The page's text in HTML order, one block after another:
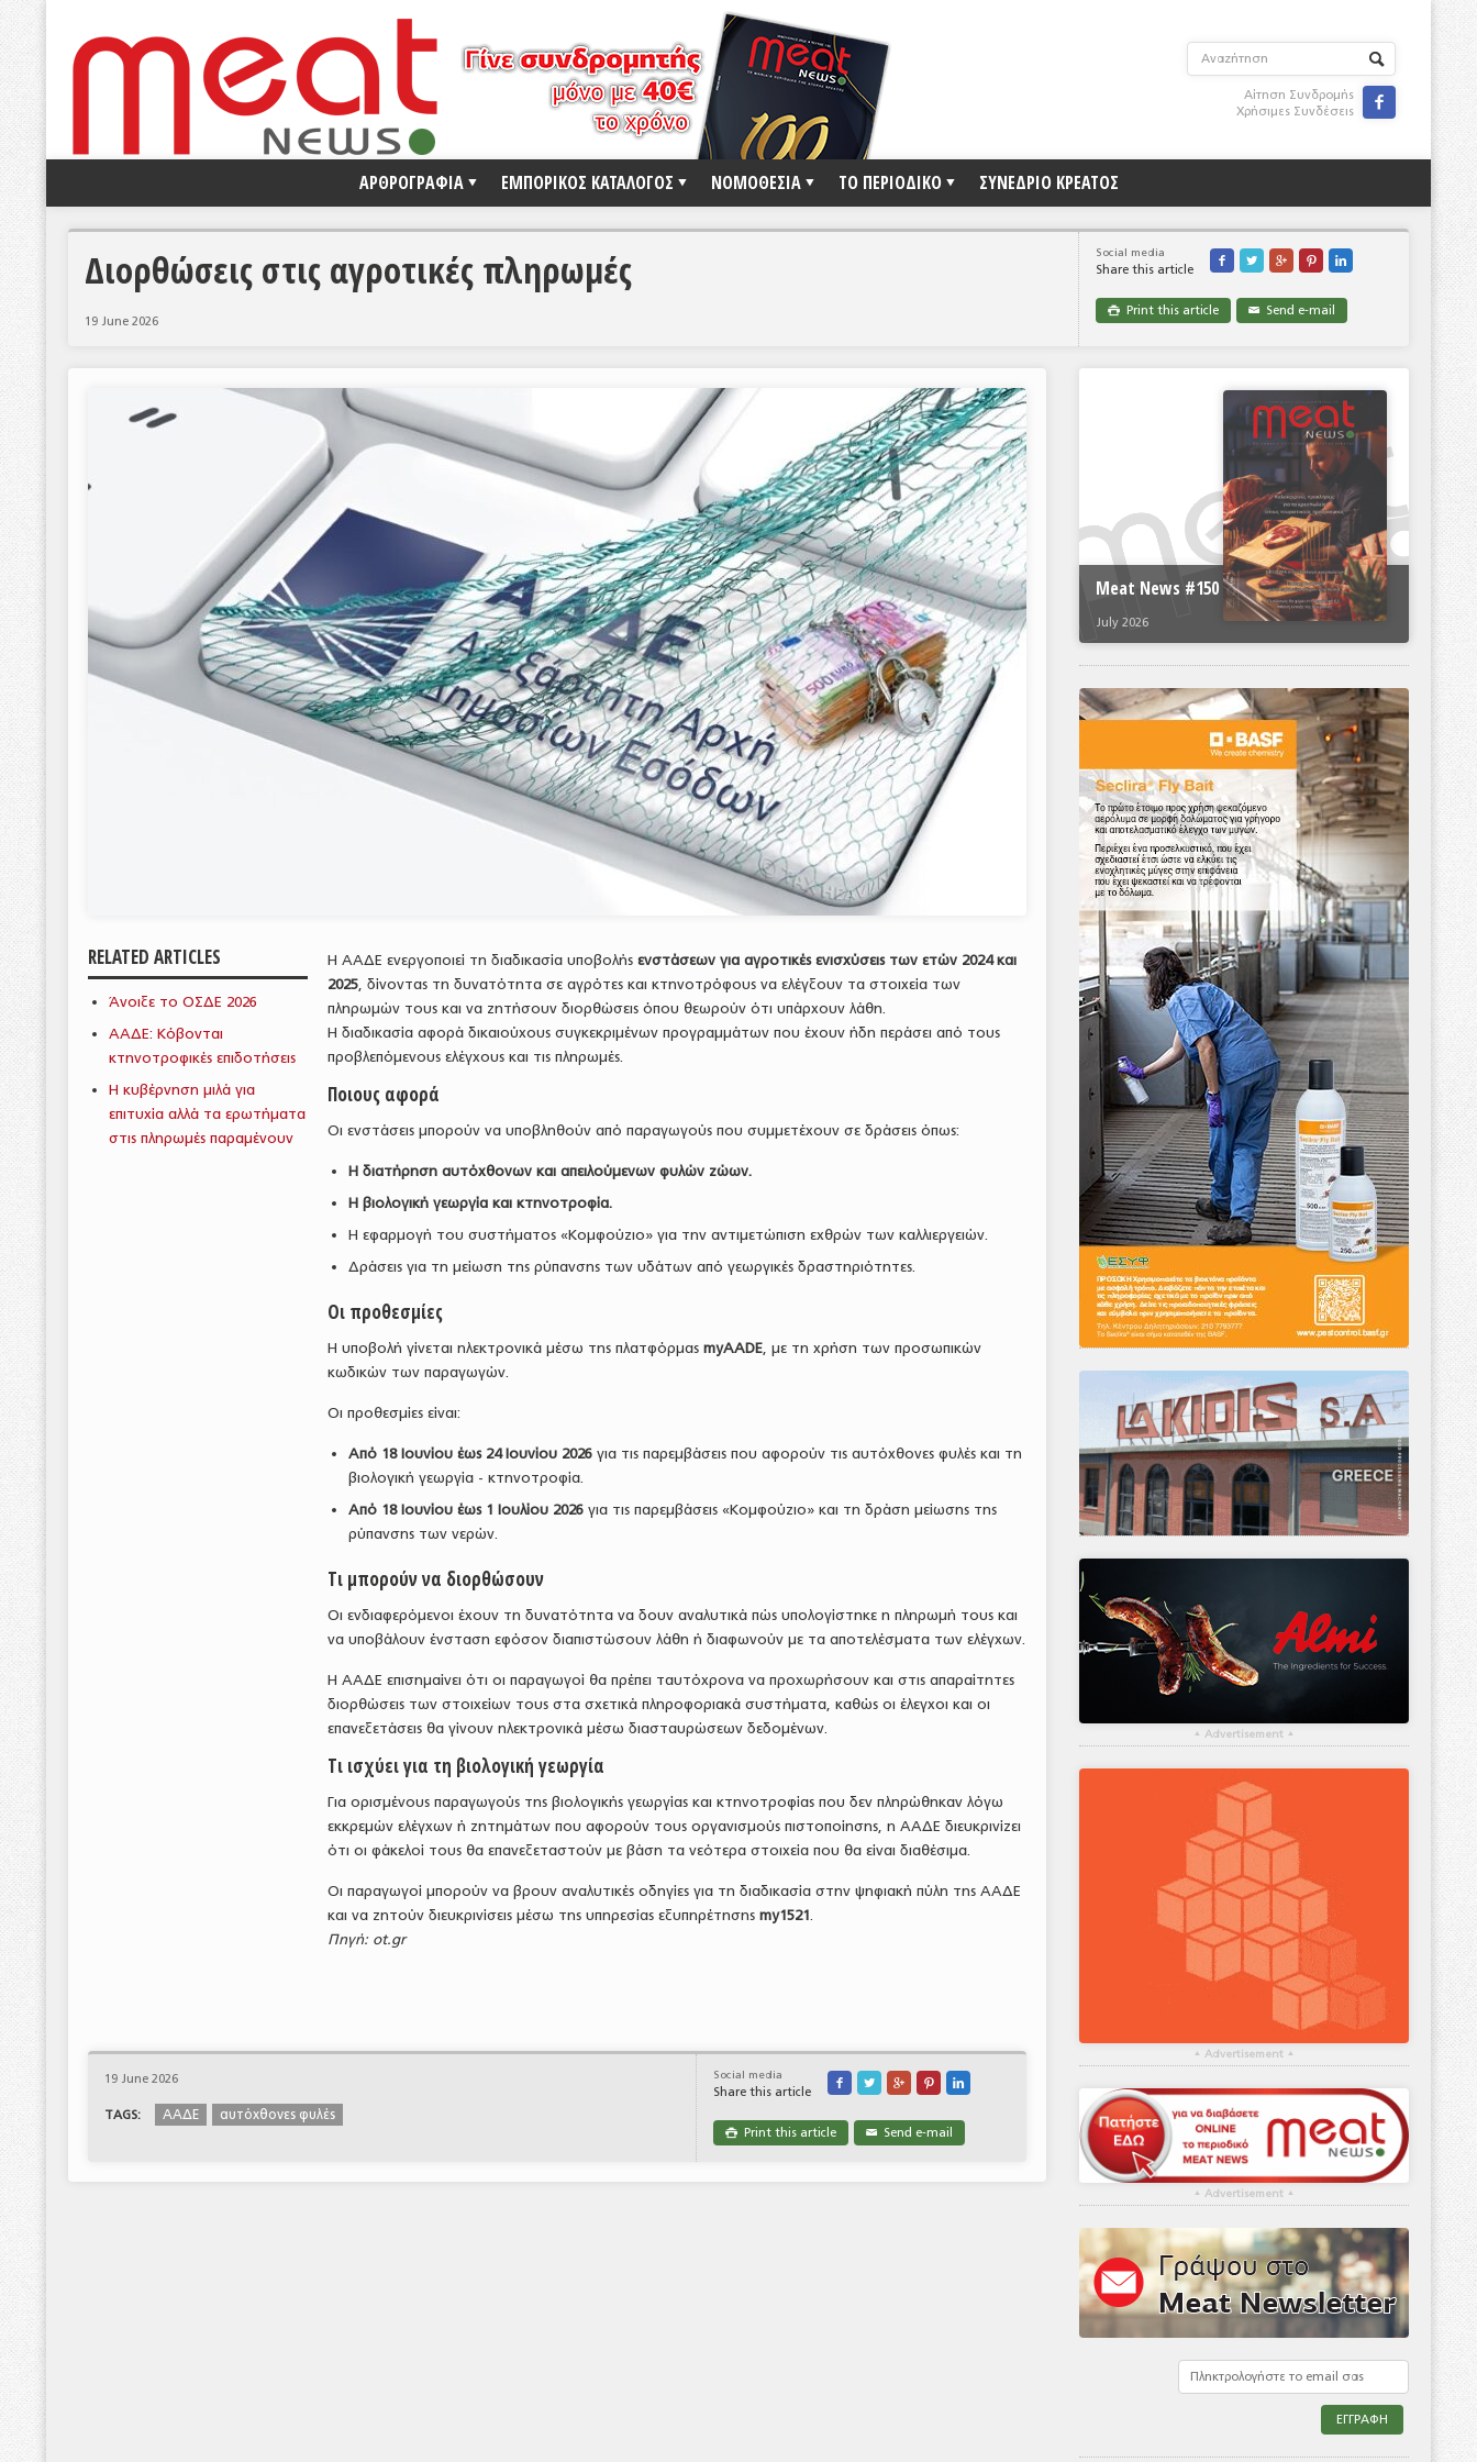
Αίτηση Συνδρομής
Χρήσιμες Συνδέσεις

ΑΡΘΡΟΓΡΑΦΙΑ ΕΜΠΟΡΙΚΟΣ ΚΑΤΑΛΟΓΟΣ ΝΟΜΟΘΕΣΙΑ ΤΟ ΠΕΡΙΟΔΙΚΟ ΣΥΝΕΔΡΙΟ ΚΡΕΑΤΟΣ
Social media
Share this article
    
 Print this article ✉ Send e-mail
Διορθώσεις στις αγροτικές πληρωμές
19 June 2026
RELATED ARTICLES
Άνοιξε το ΟΣΔΕ 2026
ΑΑΔΕ: Κόβονται
κτηνοτροφικές επιδοτήσεις
Η κυβέρνηση μιλά για
επιτυχία αλλά τα ερωτήματα
στις πληρωμές παραμένουν
Η ΑΑΔΕ ενεργοποιεί τη διαδικασία υποβολήςενστάσεων για αγροτικές ενισχύσεις των ετών 2024 και
2025, δίνοντας τη δυνατότητα σε αγρότες και κτηνοτρόφους να ελέγξουν τα στοιχεία των
πληρωμών τους και να ζητήσουν διορθώσεις όπου θεωρούν ότι υπάρχουν λάθη.
Η διαδικασία αφορά δικαιούχους συγκεκριμένων προγραμμάτων που έχουν ήδη περάσει από τους
προβλεπόμενους ελέγχους και τις πληρωμές.
Ποιους αφορά
Οι ενστάσεις μπορούν να υποβληθούν από παραγωγούς που συμμετέχουν σε δράσεις όπως:
Η διατήρηση αυτόχθονων και απειλούμενων φυλών ζώων.
Η βιολογική γεωργία και κτηνοτροφία.
Η εφαρμογή του συστήματος «Κομφούζιο» για την αντιμετώπιση εχθρών των καλλιεργειών.
Δράσεις για τη μείωση της ρύπανσης των υδάτων από γεωργικές δραστηριότητες.
Οι προθεσμίες
Η υποβολή γίνεται ηλεκτρονικά μέσω της πλατφόρμαςmyAADE, με τη χρήση των προσωπικών
κωδικών των παραγωγών.
Οι προθεσμίες είναι:
Από 18 Ιουνίου έως 24 Ιουνίου 2026 για τις παρεμβάσεις που αφορούν τις αυτόχθονες φυλές και τη
βιολογική γεωργία - κτηνοτροφία.
Από 18 Ιουνίου έως 1 Ιουλίου 2026 για τις παρεμβάσεις «Κομφούζιο» και τη δράση μείωσης της
ρύπανσης των νερών.
Τι μπορούν να διορθώσουν
Οι ενδιαφερόμενοι έχουν τη δυνατότητα να δουν αναλυτικά πώς υπολογίστηκε η πληρωμή τους και
να υποβάλουν ένσταση εφόσον διαπιστώσουν λάθη ή διαφωνούν με τα αποτελέσματα των ελέγχων.
Η ΑΑΔΕ επισημαίνει ότι οι παραγωγοί θα πρέπει ταυτόχρονα να προχωρήσουν και στις απαραίτητες
διορθώσεις των στοιχείων τους στα σχετικά πληροφοριακά συστήματα, καθώς οι έλεγχοι και οι
επανεξετάσεις θα γίνουν ηλεκτρονικά μέσω διασταυρώσεων δεδομένων.
Τι ισχύει για τη βιολογική γεωργία
Για ορισμένους παραγωγούς της βιολογικής γεωργίας και κτηνοτροφίας που δεν πληρώθηκαν λόγω
εκκρεμών ελέγχων ή ζητημάτων που αφορούν τους οργανισμούς πιστοποίησης, η ΑΑΔΕ διευκρινίζει
ότι οι φάκελοί τους θα επανεξεταστούν με βάση τα νεότερα στοιχεία που θα είναι διαθέσιμα.
Οι παραγωγοί μπορούν να βρουν αναλυτικές οδηγίες για τη διαδικασία στην ψηφιακή πύλη της ΑΑΔΕ
και να ζητούν διευκρινίσεις μέσω της υπηρεσίας εξυπηρέτησηςmy1521.
Πηγή: ot.gr
Social media
Share this article
    
 Print this article ✉ Send e-mail
19 June 2026
TAGS: ΑΑΔΕ αυτόχθονες φυλές
Meat News #150
July 2026
▴ Advertisement ▴
▴ Advertisement ▴
▴ Advertisement ▴